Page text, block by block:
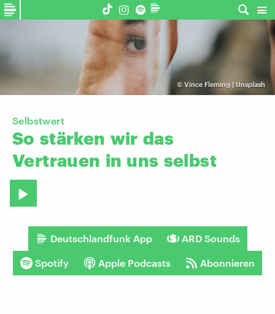
© Vince Fleming | Unsplash
Selbstwert
So stärken wir das
Vertrauen in uns selbst
Deutschlandfunk App ARD Sounds
Spotify Apple Podcasts Abonnieren